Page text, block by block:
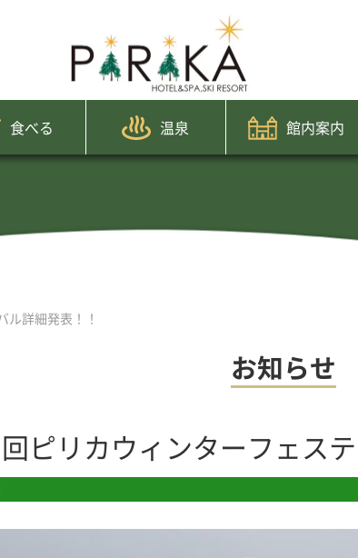
食べる 温泉 館内案内
ル詳細発表！！
お知らせ
ピリカウィンターフェス